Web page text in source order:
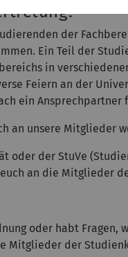
der
Ein Teil der
in
Feiern an der
ein Ansprechpartner
an unsere Mitglieder
oder der StuVe
an die Mitglieder
oder habt Fragen,
Mitglieder der